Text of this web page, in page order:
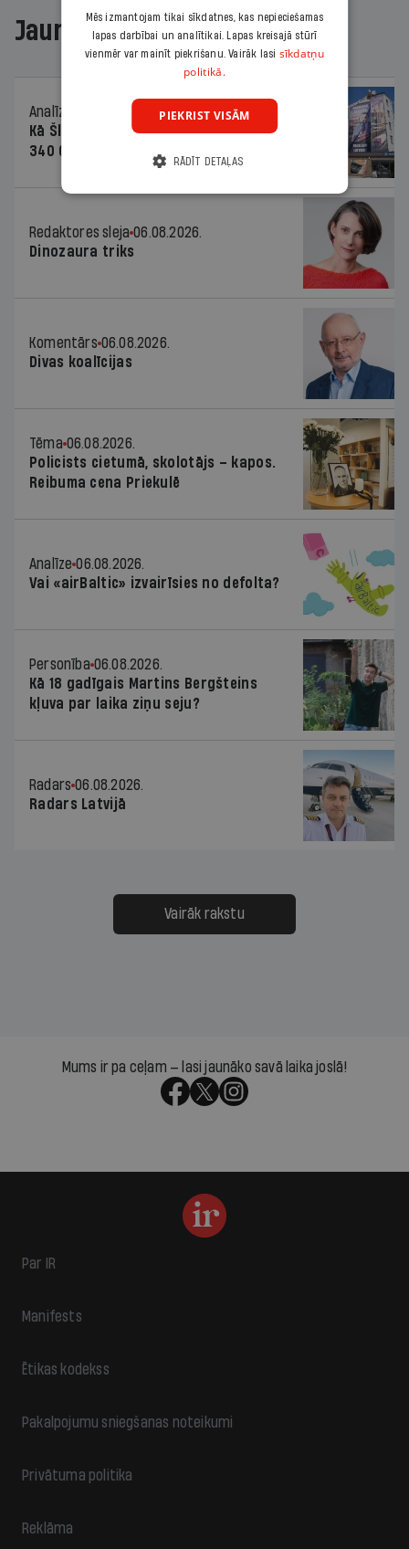
Jaunākajā žurnālā
Analīze
Kā Šlesera partija palika nesodīta par
340 000 vērtu reklāmas kampaņu
Redaktores sleja 06.08.2026.
Dinozaura triks
Komentārs 06.08.2026.
Divas koalīcijas
Tēma 06.08.2026.
Policists cietumā, skolotājs – kapos.
Reibuma cena Priekulē
Analīze 06.08.2026.
Vai «airBaltic» izvairīsies no defolta?
Personība 06.08.2026.
Kā 18 gadīgais Martins Bergšteins
kļuva par laika ziņu seju?
Radars 06.08.2026.
Radars Latvijā
Vairāk rakstu
Mums ir pa ceļam — lasi jaunāko savā laika joslā!
Par IR
Manifests
Ētikas kodekss
Pakalpojumu sniegšanas noteikumi
Privātuma politika
Reklāma
Mēs izmantojam tikai sīkdatnes, kas nepieciešamas
lapas darbībai un analītikai. Lapas kreisajā stūrī
vienmēr var mainīt piekrišanu. Vairāk lasi sīkdatņu
politikā.
PIEKRIST VISĀM
RĀDĪT DETAĻAS